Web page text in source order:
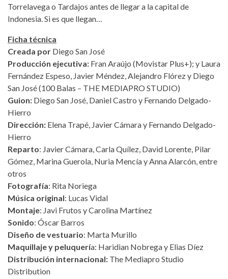
Torrelavega o Tardajos antes de llegar a la capital de
Indonesia. Si es que llegan…
Ficha técnica
Creada por Diego San José
Producción ejecutiva: Fran Araújo (Movistar Plus+); y Laura
Fernández Espeso, Javier Méndez, Alejandro Flórez y Diego
San José (100 Balas – THE MEDIAPRO STUDIO)
Guion: Diego San José, Daniel Castro y Fernando Delgado-
Hierro
Dirección: Elena Trapé, Javier Cámara y Fernando Delgado-
Hierro
Reparto: Javier Cámara, Carla Quílez, David Lorente, Pilar
Gómez, Marina Guerola, Nuria Mencía y Anna Alarcón, entre
otros
Fotografía: Rita Noriega
Música original: Lucas Vidal
Montaje: Javi Frutos y Carolina Martínez
Sonido: Óscar Barros
Diseño de vestuario: Marta Murillo
Maquillaje y peluquería: Haridian Nobrega y Elias Díez
Distribución internacional: The Mediapro Studio
Distribution